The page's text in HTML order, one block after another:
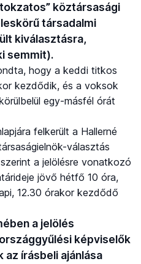
köztársasági
társadalmi
kiválasztásra,
semmit).
hogy a keddi titkos
kezdődik, és a voksok
egy-másfél órát
felkerült a Hallerné
választás
a jelölésre vonatkozó
jövő hétfő 10 óra,
12.30 órakor kezdődő
a jelölés
képviselők
írásbeli ajánlása